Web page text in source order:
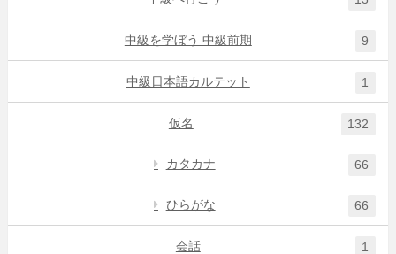
中級を学ぼう 中級前期 9
中級日本語カルテット 1
仮名 132
カタカナ 66
ひらがな 66
会話 1